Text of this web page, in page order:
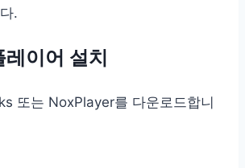
.
이어 설치
또는 NoxPlayer를 다운로드합니